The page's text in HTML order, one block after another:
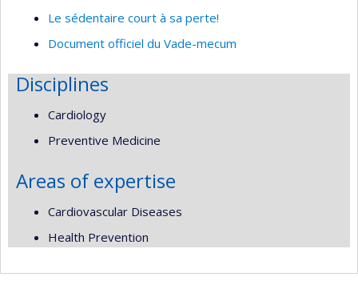
Le sédentaire court à sa perte!
Document officiel du Vade-mecum
Disciplines
Cardiology
Preventive Medicine
Areas of expertise
Cardiovascular Diseases
Health Prevention